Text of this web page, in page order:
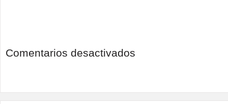
Comentarios desactivados
contra
migrantes